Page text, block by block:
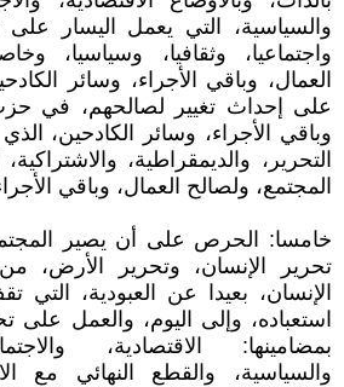
والسياسية، التي يعمل اليسار على
واجتماعيا، وثقافيا، وسياسيا،
العمال، وباقي الأجراء، وسائر
على إحداث تغيير لصالحهم، في حزب
وباقي الأجراء، وسائر الكادحين،
التحرير، والديمقراطية،
المجتمع، ولصالح العمال، وباقي
خامسا: الحرص على أن يصير المجتمع
تحرير الإنسان، وتحرير الأرض،
الإنسان، بعيدا عن العبودية، التي
استعباده، وإلى اليوم، والعمل على
بمضامينها: الاقتصادية،
والسياسية، والقطع النهائي مع